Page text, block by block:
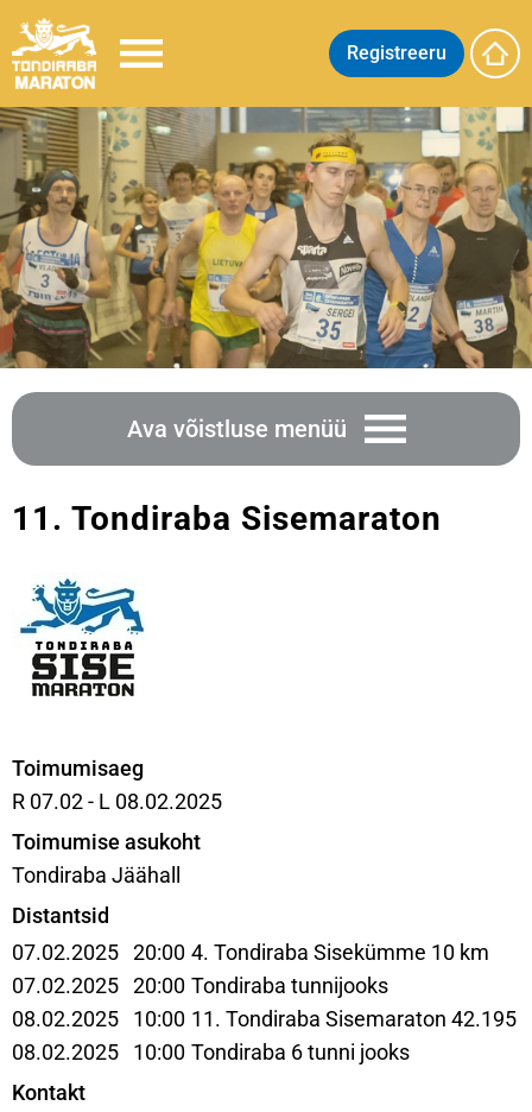
Registreeru
Ava võistluse menüü
11. Tondiraba Sisemaraton
Toimumisaeg
R 07.02 - L 08.02.2025
Toimumise asukoht
Tondiraba Jäähall
Distantsid
07.02.2025 20:00 4. Tondiraba Sisekümme 10 km
07.02.2025 20:00 Tondiraba tunnijooks
08.02.2025 10:00 11. Tondiraba Sisemaraton 42.195
08.02.2025 10:00 Tondiraba 6 tunni jooks
Kontakt